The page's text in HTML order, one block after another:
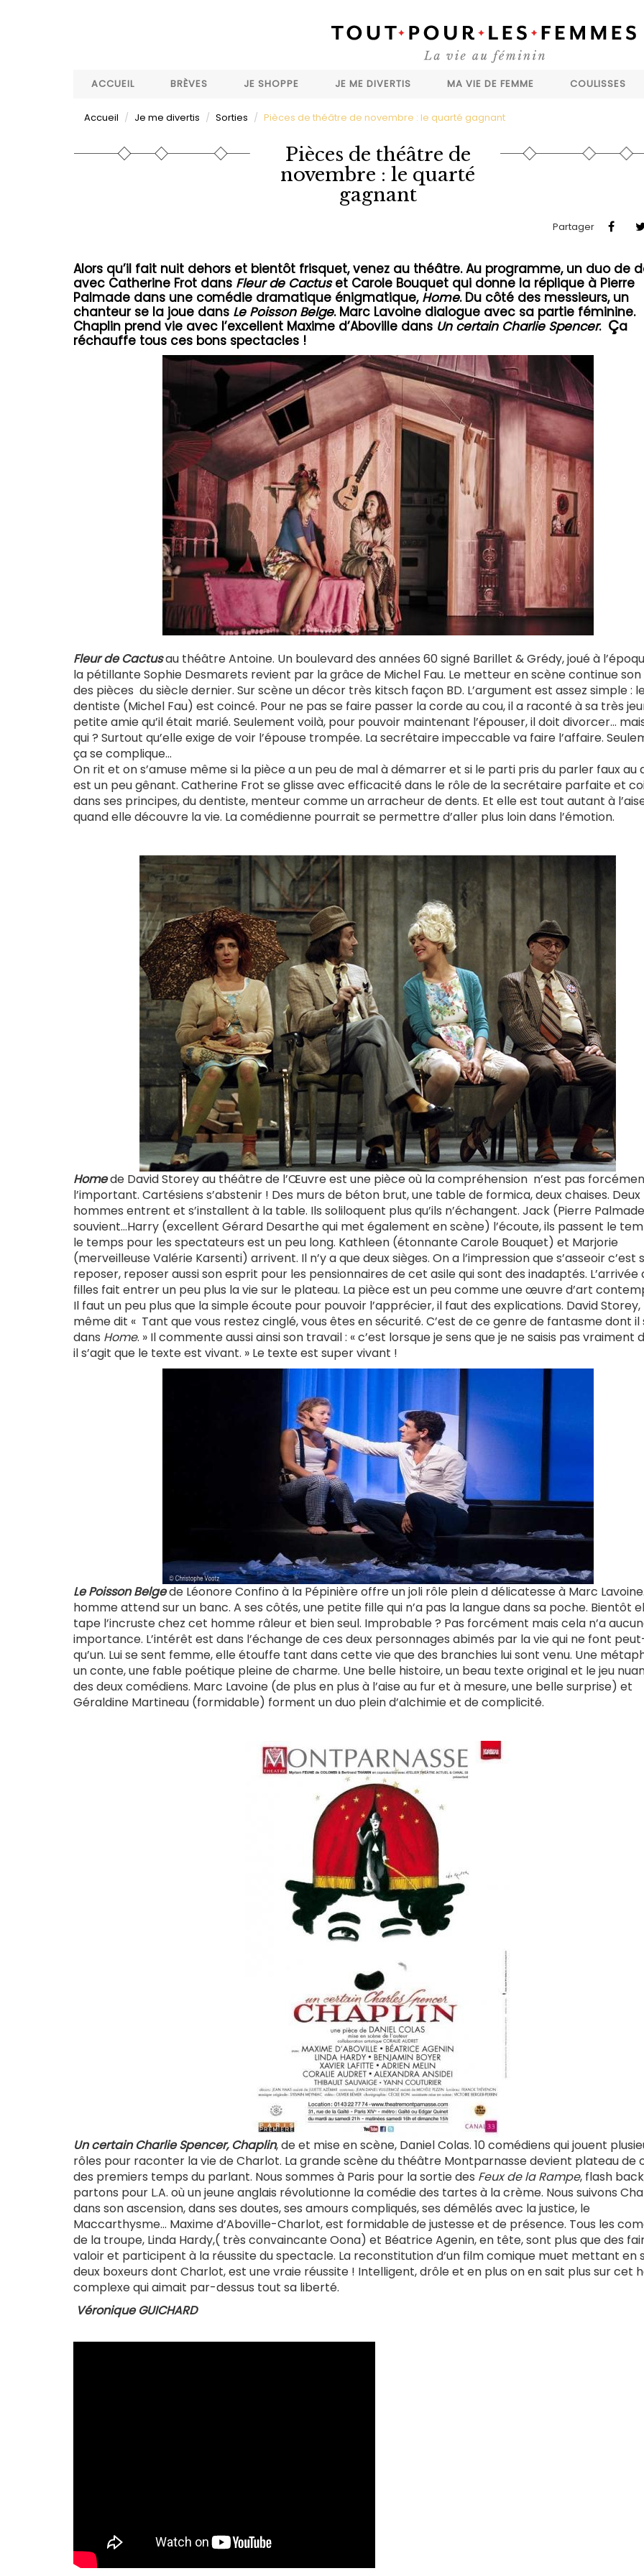
ACCUEIL
BRÈVES JE SHOPPE JE ME DIVERTIS MA VIE DE FEMME COULISSES
Accueil Je me divertis Sorties Pièces de théâtre de novembre : le quarté gagnant
Pièces de théâtre de
novembre : le quarté
gagnant
Partager
Alors qu’il fait nuit dehors et bientôt frisquet, venez au théâtre. Au programme, un duo de
avec Catherine Frot dans Fleur de Cactuset Carole Bouquet qui donne la réplique à Pierre
Palmade dans une comédie dramatique énigmatique, Home. Du côté des messieurs, un
chanteur se la joue dans Le Poisson Belge. Marc Lavoine dialogue avec sa partie féminine.
Chaplin prend vie avec l’excellent Maxime d’Aboville dans Un certain Charlie Spencer. Ça
réchauffe tous ces bons spectacles !
Fleur de Cactusau théâtre Antoine. Un boulevard des années 60 signé Barillet & Grédy, joué à
la pétillante Sophie Desmarets revient par la grâce de Michel Fau. Le metteur en scène continue
des pièces du siècle dernier. Sur scène un décor très kitsch façon BD. L’argument est assez simple :
dentiste (Michel Fau) est coincé. Pour ne pas se faire passer la corde au cou, il a raconté à sa très
petite amie qu’il était marié. Seulement voilà, pour pouvoir maintenant l’épouser, il doit divorcer…
qui ? Surtout qu’elle exige de voir l’épouse trompée. La secrétaire impeccable va faire l’affaire.
ça se complique…
On rit et on s’amuse même si la pièce a un peu de mal à démarrer et si le parti pris du parler faux au
est un peu gênant. Catherine Frot se glisse avec efficacité dans le rôle de la secrétaire parfaite et
dans ses principes, du dentiste, menteur comme un arracheur de dents. Et elle est tout autant à
quand elle découvre la vie. La comédienne pourrait se permettre d’aller plus loin dans l’émotion.
Homede David Storey au théâtre de l’Œuvre est une pièce où la compréhension n’est pas
l’important. Cartésiens s’abstenir ! Des murs de béton brut, une table de formica, deux chaises. Deux
hommes entrent et s’installent à la table. Ils soliloquent plus qu’ils n’échangent. Jack (Pierre
souvient…Harry (excellent Gérard Desarthe qui met également en scène) l’écoute, ils passent le
le temps pour les spectateurs est un peu long. Kathleen (étonnante Carole Bouquet) et Marjorie
(merveilleuse Valérie Karsenti) arrivent. Il n’y a que deux sièges. On a l’impression que s’asseoir c’est
reposer, reposer aussi son esprit pour les pensionnaires de cet asile qui sont des inadaptés. L’arrivée
filles fait entrer un peu plus la vie sur le plateau. La pièce est un peu comme une œuvre d’art
Il faut un peu plus que la simple écoute pour pouvoir l’apprécier, il faut des explications. David Storey,
même dit « Tant que vous restez cinglé, vous êtes en sécurité. C’est de ce genre de fantasme dont il
dans Home. » Il commente aussi ainsi son travail : « c’est lorsque je sens que je ne saisis pas vraiment
il s’agit que le texte est vivant. » Le texte est super vivant !
Le Poisson Belgede Léonore Confino à la Pépinière offre un joli rôle plein d délicatesse à Marc
homme attend sur un banc. A ses côtés, une petite fille qui n’a pas la langue dans sa poche. Bientôt
tape l’incruste chez cet homme râleur et bien seul. Improbable ? Pas forcément mais cela n’a
importance. L’intérêt est dans l’échange de ces deux personnages abimés par la vie qui ne font
qu’un. Lui se sent femme, elle étouffe tant dans cette vie que des branchies lui sont venu. Une
un conte, une fable poétique pleine de charme. Une belle histoire, un beau texte original et le jeu
des deux comédiens. Marc Lavoine (de plus en plus à l’aise au fur et à mesure, une belle surprise) et
Géraldine Martineau (formidable) forment un duo plein d’alchimie et de complicité.
Un certain Charlie Spencer, Chaplin, de et mise en scène, Daniel Colas. 10 comédiens qui jouent
rôles pour raconter la vie de Charlot. La grande scène du théâtre Montparnasse devient plateau de
des premiers temps du parlant. Nous sommes à Paris pour la sortie des Feux de la Rampe, flash
partons pour L.A. où un jeune anglais révolutionne la comédie des tartes à la crème. Nous suivons
dans son ascension, dans ses doutes, ses amours compliqués, ses démêlés avec la justice, le
Maccarthysme… Maxime d’Aboville-Charlot, est formidable de justesse et de présence. Tous les
de la troupe, Linda Hardy,( très convaincante Oona) et Béatrice Agenin, en tête, sont plus que des
valoir et participent à la réussite du spectacle. La reconstitution d’un film comique muet mettant en
deux boxeurs dont Charlot, est une vraie réussite ! Intelligent, drôle et en plus on en sait plus sur cet
complexe qui aimait par-dessus tout sa liberté.
Véronique GUICHARD